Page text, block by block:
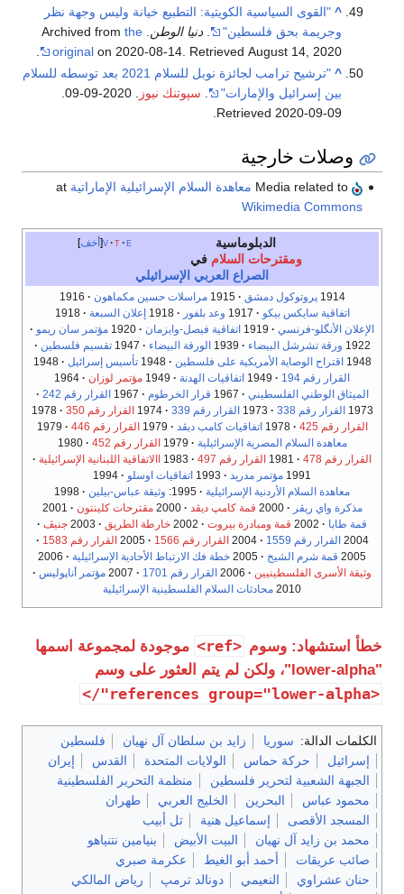
^ "القوى السياسية الكويتية: التطبيع خيانة وليس وجهة نظر
وجريمة بحق فلسطين"
. دنيا الوطن. Archived from
the
original on 2020-08-14. RetrievedAugust 14, 2020
.
^
"ترشيح ترامب لجائزة نوبل للسلام 2021 بعد توسطه للسلام
بين إسرائيل والإمارات"
سپوتنك نيوز
.
Retrieved 2020-09-09
وصلات خارجية
Media related to معاهدة السلام الإسرائيلية الإماراتية at
Wikimedia Commons
أخف v t e
الدبلوماسية
ومقترحات السلام في
الصراع العربي الإسرائيلي
1914 پروتوكول دمشق 1915 مراسلات حسين مكماهون
1916
اتفاقية سايكس بيكو
1917 وعد بلفور 1918 إعلان السبعة
1918
الإعلان الأنگلو-فرنسي
1919 اتفاقية فيصل-وايزمان 1920 مؤتمر سان ريمو
1922 ورقة تشرشل البيضاء 1939 الورقة البيضاء 1947 تقسيم فلسطين
1948 اقتراح الوصاية الأمريكية على فلسطين 1948 تأسيس إسرائيل
1948
القرار رقم 194
1949 اتفاقيات الهدنة 1949 مؤتمر لوزان
1964
الميثاق الوطني الفلسطيني
1967 قرار الخرطوم 1967 القرار رقم 242
1973 القرار رقم 338 1973 القرار رقم 339 1974 القرار رقم 350
1978
القرار رقم 425
1978 اتفاقيات كامب ديڤد 1979 القرار رقم 446
1979
معاهدة السلام المصرية الإسرائيلية
1979 القرار رقم 452
1980
القرار رقم 478
1981 القرار رقم 497 1983
االاتفاقية اللبنانية الإسرائيلية
1991 مؤتمر مدريد 1993 اتفاقيات اوسلو
1994
معاهدة السلام الأردنية الإسرائيلية
1995: وثيقة عباس-بيلين
1998
مذكرة واي ريڤر
2000 قمة كامپ ديڤد 2000 مقترحات كلينتون
2001
قمة طابا
2002 قمة ومبادرة بيروت 2002 خارطة الطريق 2003 جنيڤ
2004 القرار رقم 1559 2004 القرار رقم 1566 2005 القرار رقم 1583
2005 قمة شرم الشيخ 2005 خطة فك الارتباط الأحادية الإسرائيلية
2006
وثيقة الأسرى الفلسطينيين
2006 القرار رقم 1701 2007 مؤتمر أناپوليس
2010 محادثات السلام الفلسطينية الإسرائيلية
خطأ استشهاد: وسوم <ref>
موجودة لمجموعة اسمها
"lower-alpha"، ولكن لم يتم العثور على وسم
<references group="lower-alpha"/>
الكلمات الدالة: سوريا زايد بن سلطان آل نهيان
فلسطين
إسرائيل
حركة حماس الولايات المتحدة القدس
إيران
الجبهة الشعبية لتحرير فلسطين
منظمة التحرير الفلسطينية
محمود عباس
البحرين الخليج العربي
طهران
المسجد الأقصى
إسماعيل هنية
تل أبيب
محمد بن زايد آل نهيان
البيت الأبيض
بنيامين نتنياهو
صائب عريقات
أحمد أبو الغيط
عكرمة صبري
حنان عشراوي
النعيمي دونالد ترمپ
رياض المالكي